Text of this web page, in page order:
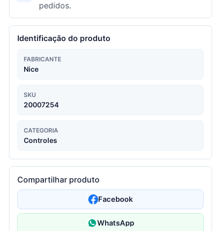
pedidos.
Identificação do produto
FABRICANTE
Nice
SKU
20007254
CATEGORIA
Controles
Compartilhar produto
Facebook
WhatsApp